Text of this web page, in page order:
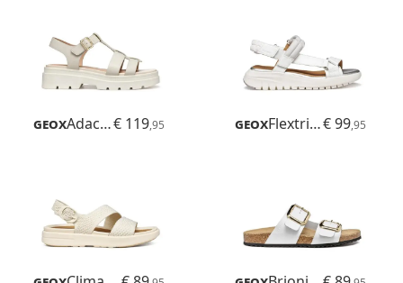
Geox Adacter S B€ 119,95 Geox Flextride S€ 99,95